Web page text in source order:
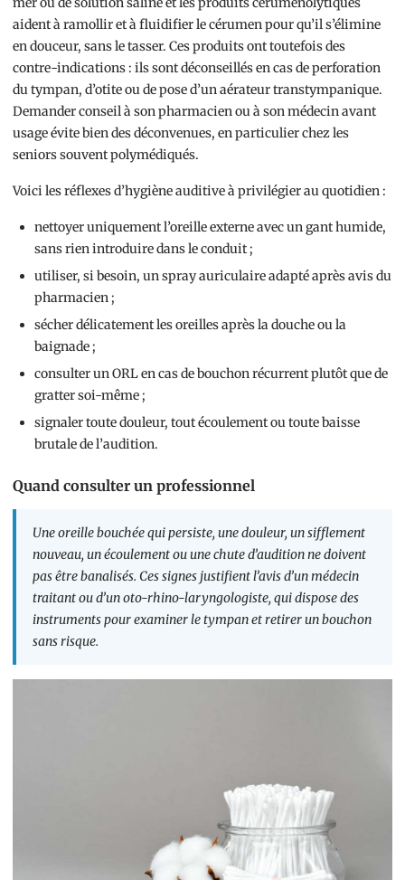
aident à ramollir et à fluidifier le cérumen pour qu’il s’élimine
en douceur, sans le tasser. Ces produits ont toutefois des
contre-indications : ils sont déconseillés en cas de perforation
du tympan, d’otite ou de pose d’un aérateur transtympanique.
Demander conseil à son pharmacien ou à son médecin avant
usage évite bien des déconvenues, en particulier chez les
seniors souvent polymédiqués.
Voici les réflexes d’hygiène auditive à privilégier au quotidien :
nettoyer uniquement l’oreille externe avec un gant humide,
sans rien introduire dans le conduit ;
utiliser, si besoin, un spray auriculaire adapté après avis du
pharmacien ;
sécher délicatement les oreilles après la douche ou la
baignade ;
consulter un ORL en cas de bouchon récurrent plutôt que de
gratter soi-même ;
signaler toute douleur, tout écoulement ou toute baisse
brutale de l’audition.
Quand consulter un professionnel
Une oreille bouchée qui persiste, une douleur, un sifflement
nouveau, un écoulement ou une chute d’audition ne doivent
pas être banalisés. Ces signes justifient l’avis d’un médecin
traitant ou d’un oto-rhino-laryngologiste, qui dispose des
instruments pour examiner le tympan et retirer un bouchon
sans risque.